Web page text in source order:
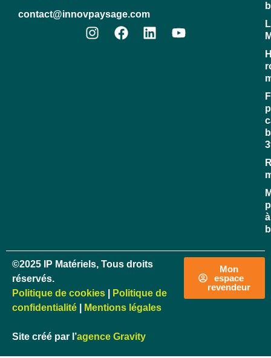
contact@innovpaysage.com
à
©2025 IP Matériels, Tous droits
réservés.
Politique de cookies
Politique de
confidentialité
Mentions légales
Site créé par l’agence Gravity
Mon
espace
revendeur